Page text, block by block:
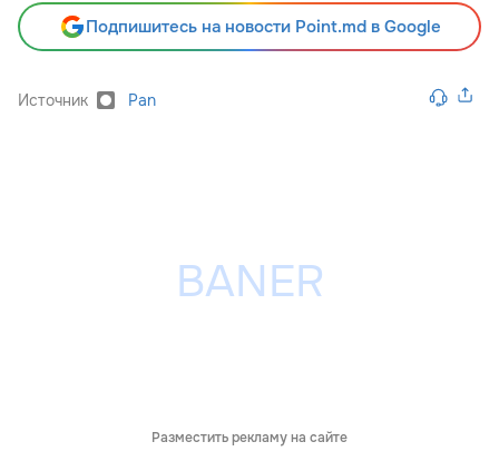
Подпишитесь на новости Point.md в Google
Источник Pan
Разместить рекламу на сайте